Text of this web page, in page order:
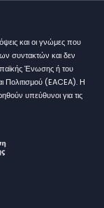
και οι γνώμες που
συντακτών και δεν
Ένωσης ή του
Πολιτισμού (EACEA). Η
υπεύθυνοι για τις